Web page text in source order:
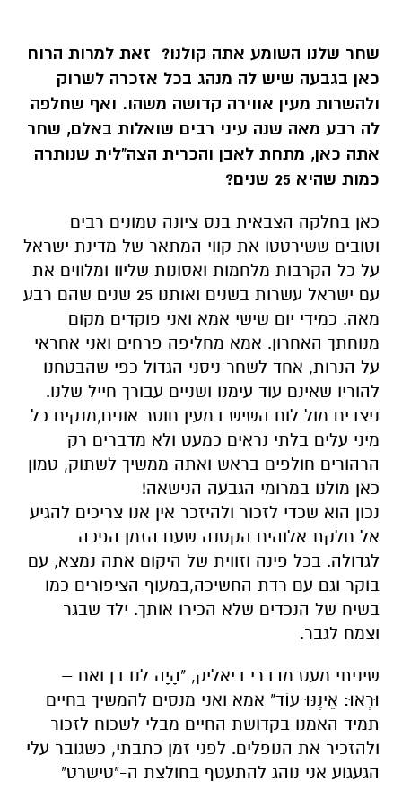
שחר שלנו השומע אתה קולנו? זאת למרות הרוח
כאן בגבעה שיש לה מנהג בכל אזכרה לשרוק
ולהשרות מעין אווירה קדושה משהו. ואף שחלפה
לה רבע מאה שנה עיני רבים שואלות באלם, שחר
אתה כאן, מתחת לאבן והכרית הצה"לית שנותרה
כמות שהיא 25 שנים?
כאן בחלקה הצבאית בנס ציונה טמונים רבים
וטובים ששירטטו את קווי המתאר של מדינת ישראל
על כל הקרבות מלחמות ואסונות שליוו ומלווים את
עם ישראל עשרות בשנים ואותנו 25 שנים שהם רבע
מאה. כמידי יום שישי אמא ואני פוקדים מקום
מנוחתך האחרון. אמא מחליפה פרחים ואני אחראי
על הנרות, אחד לשחר ניסני הגדול כפי שהבטחנו
להוריו שאינם עוד עימנו ושניים עבורך חייל שלנו.
ניצבים מול לוח השיש במעין חוסר אונים,מנקים כל
מיני עלים בלתי נראים כמעט ולא מדברים רק
הרהורים חולפים בראש ואתה ממשיך לשתוק, טמון
כאן מולנו במרומי הגבעה הנישאה!
נכון הוא שכדי לזכור ולהיזכר אין אנו צריכים להגיע
אל חלקת אלוהים הקטנה שעם הזמן הפכה
לגדולה. בכל פינה וזווית של היקום אתה נמצא, עם
בוקר וגם עם רדת החשיכה,במעוף הציפורים כמו
בשיח של הנכדים שלא הכירו אותך. ילד שבגר
וצמח לגבר.
שיניתי מעט מדברי ביאליק, "הָיָה לנו בן ואח –
וּרְאוּ: אֵינֶנּוּ עוֹד" אמא ואני מנסים להמשיך בחיים
תמיד האמנו בקדושת החיים מבלי לשכוח לזכור
ולהזכיר את הנופלים. לפני זמן כתבתי, כשגובר עלי
הגעגוע אני נוהג להתעטף בחולצת ה-"טישרט"